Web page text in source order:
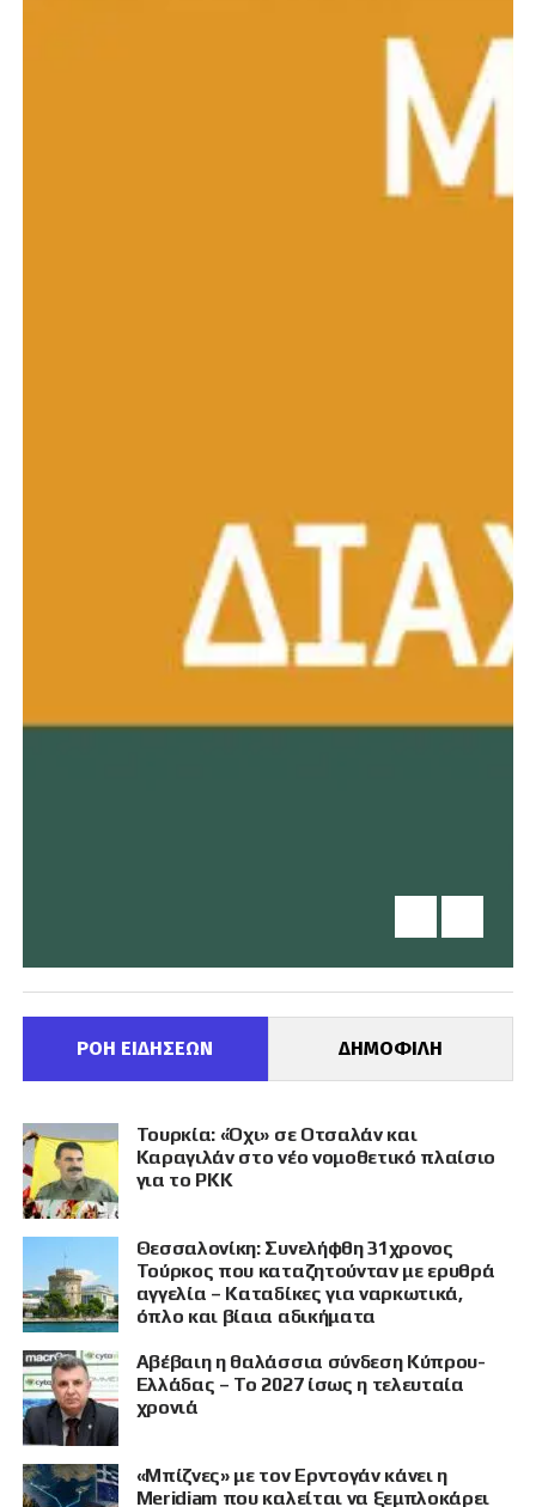
ΡΟΗ ΕΙΔΗΣΕΩΝ ΔΗΜΟΦΙΛΗ
Τουρκία: «Όχι» σε Οτσαλάν και
Καραγιλάν στο νέο νομοθετικό πλαίσιο
για το PKK
Θεσσαλονίκη: Συνελήφθη 31χρονος
Τούρκος που καταζητούνταν με ερυθρά
αγγελία – Καταδίκες για ναρκωτικά,
όπλο και βίαια αδικήματα
Αβέβαιη η θαλάσσια σύνδεση Κύπρου-
Ελλάδας – Το 2027 ίσως η τελευταία
χρονιά
«Μπίζνες» με τον Ερντογάν κάνει η
Meridiam που καλείται να ξεμπλοκάρει